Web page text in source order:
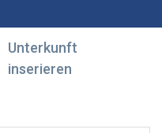
Unterkunft
inserieren